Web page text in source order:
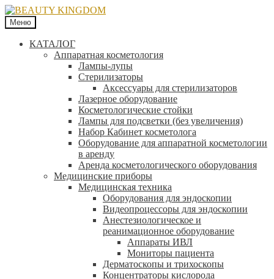
Меню
КАТАЛОГ
Аппаратная косметология
Лампы-лупы
Стерилизаторы
Аксессуары для стерилизаторов
Лазерное оборудование
Косметологические стойки
Лампы для подсветки (без увеличения)
Набор Кабинет косметолога
Оборудование для аппаратной косметологии
в аренду
Аренда косметологического оборудования
Медицинские приборы
Медицинская техника
Оборудования для эндоскопии
Видеопроцессоры для эндоскопии
Анестезиологическое и
реанимационное оборудование
Аппараты ИВЛ
Мониторы пациента
Дерматоскопы и трихоскопы
Концентраторы кислорода